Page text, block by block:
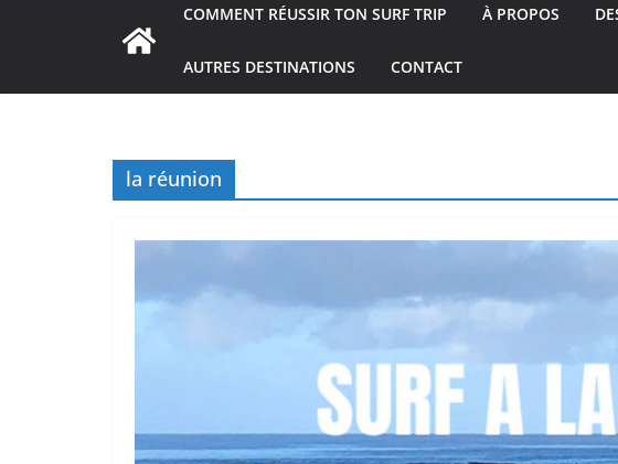
COMMENT RÉUSSIR TON SURF TRIP À PROPOS
AUTRES DESTINATIONS CONTACT
la réunion